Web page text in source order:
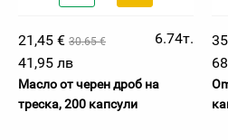
21,45 € 30.65 €
6.74т.
41,95 лв
Масло от черен дроб на
треска, 200 капсули